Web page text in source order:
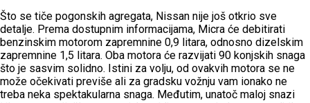
Što se tiče pogonskih agregata, Nissan nije još otkrio sve
detalje. Prema dostupnim informacijama, Micra će debitirati
benzinskim motorom zapremnine 0,9 litara, odnosno dizelskim
zapremnine 1,5 litara. Oba motora će razvijati 90 konjskih snaga
što je sasvim solidno. Istini za volju, od ovakvih motora se ne
može očekivati previše ali za gradsku vožnju vam ionako ne
treba neka spektakularna snaga. Međutim, unatoč maloj snazi